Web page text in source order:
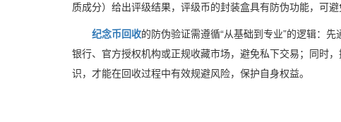
质成分）给出评级结果，评级币的封装盒具有防伪功能，可避
纪念币回收的防伪验证需遵循“从基础到专业”的逻辑：
银行、官方授权机构或正规收藏市场，避免私下交易；同时
识，才能在回收过程中有效规避风险，保护自身权益。